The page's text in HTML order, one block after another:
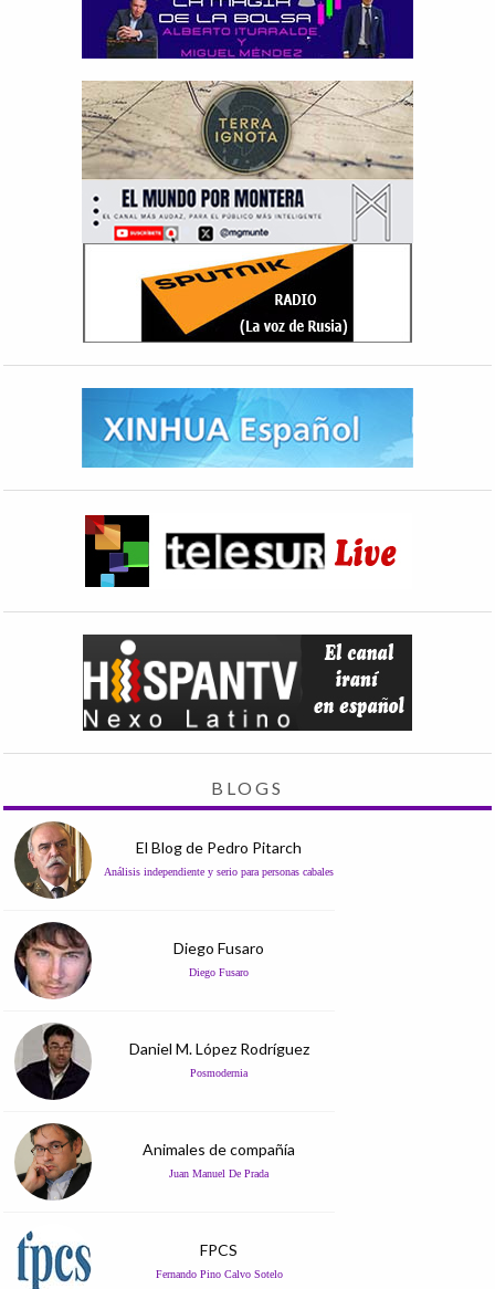
BLOGS
El Blog de Pedro Pitarch
Análisis independiente y serio para personas cabales
Diego Fusaro
Diego Fusaro
Daniel M. López Rodríguez
Posmodernia
Animales de compañía
Juan Manuel De Prada
FPCS
Fernando Pino Calvo Sotelo